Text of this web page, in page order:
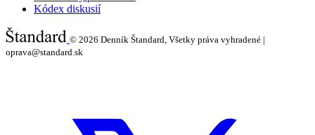
Kódex diskusií
© 2026 Denník Štandard, Všetky práva vyhradené |
oprava@standard.sk